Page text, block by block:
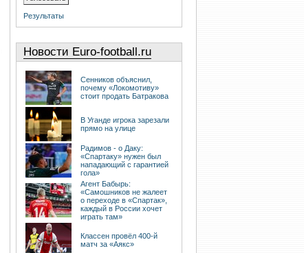
Результаты
Новости Euro-football.ru
Сенников объяснил,
почему «Локомотиву»
стоит продать Батракова
В Уганде игрока зарезали
прямо на улице
Радимов - о Даку:
«Спартаку» нужен был
нападающий с гарантией
гола»
Агент Бабырь:
«Самошников не жалеет
о переходе в «Спартак»,
каждый в России хочет
играть там»
Классен провёл 400-й
матч за «Аякс»